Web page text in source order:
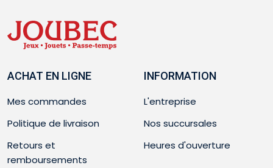
ACHAT EN LIGNE
Mes commandes
Politique de livraison
Retours et
remboursements
INFORMATION
L'entreprise
Nos succursales
Heures d'ouverture